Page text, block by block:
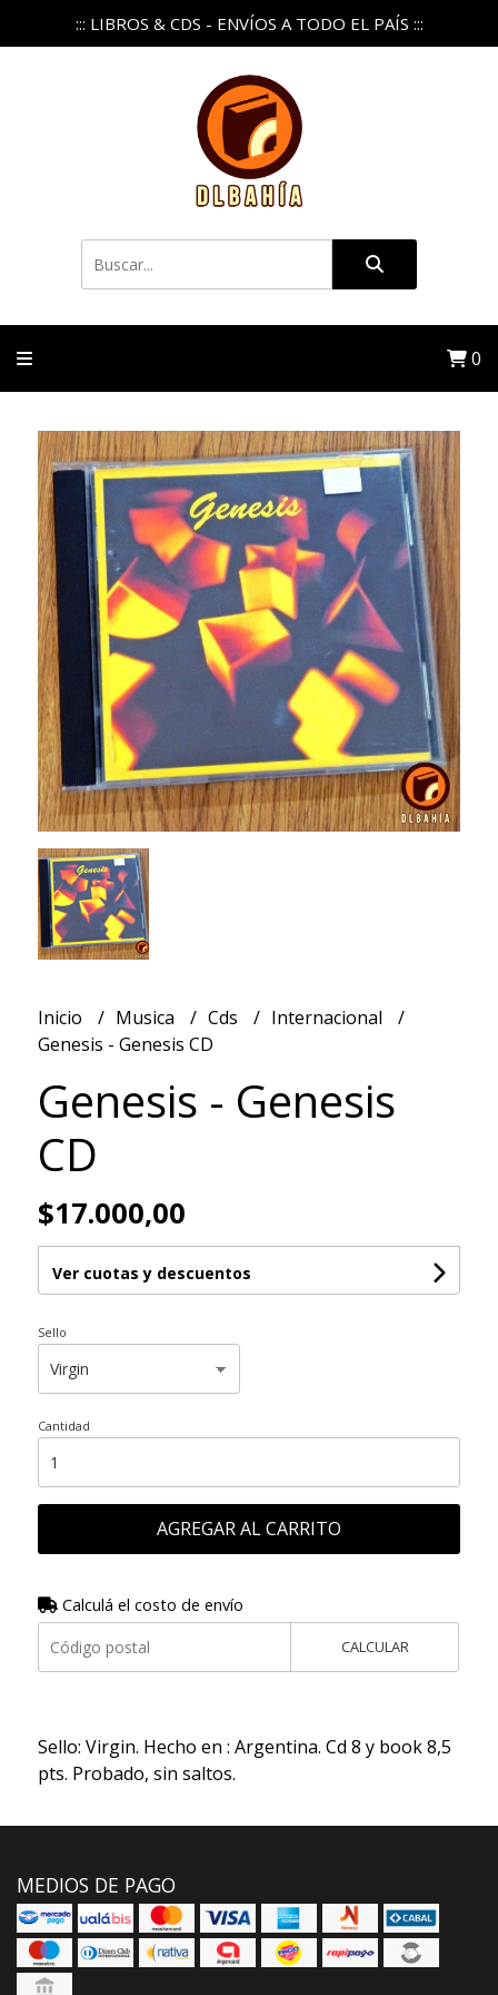
::: LIBROS & CDS - ENVÍOS A TODO EL PAÍS :::
0
Inicio Musica Cds
Internacional
Genesis - Genesis CD
Genesis - Genesis
CD
$17.000,00
Ver cuotas y descuentos
Sello
Cantidad
AGREGAR AL CARRITO
Calculá el costo de envío
CALCULAR
Sello: Virgin. Hecho en : Argentina. Cd 8 y book 8,5
pts. Probado, sin saltos.
MEDIOS DE PAGO